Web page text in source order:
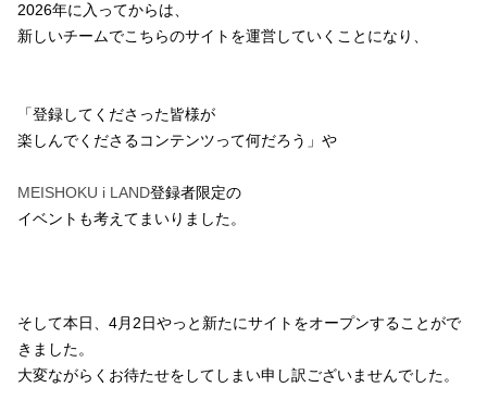
2026年に入ってからは、
新しいチームでこちらのサイトを運営していくことになり、
「登録してくださった皆様が
楽しんでくださるコンテンツって何だろう」や
MEISHOKU i LAND登録者限定の
イベントも考えてまいりました。
そして本日、4月2日やっと新たにサイトをオープンすることがで
きました。
大変ながらくお待たせをしてしまい申し訳ございませんでした。